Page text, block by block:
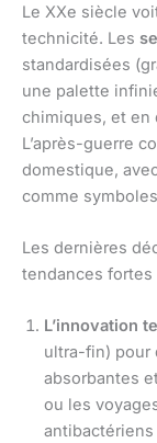
Le XXe siècle
technicité. Les
standardisées
une palette
chimiques, et en
L’après-guerre
domestique,
comme
Les dernières
tendances fortes
L’innovation
ultra-fin) pour
absorbantes
ou les